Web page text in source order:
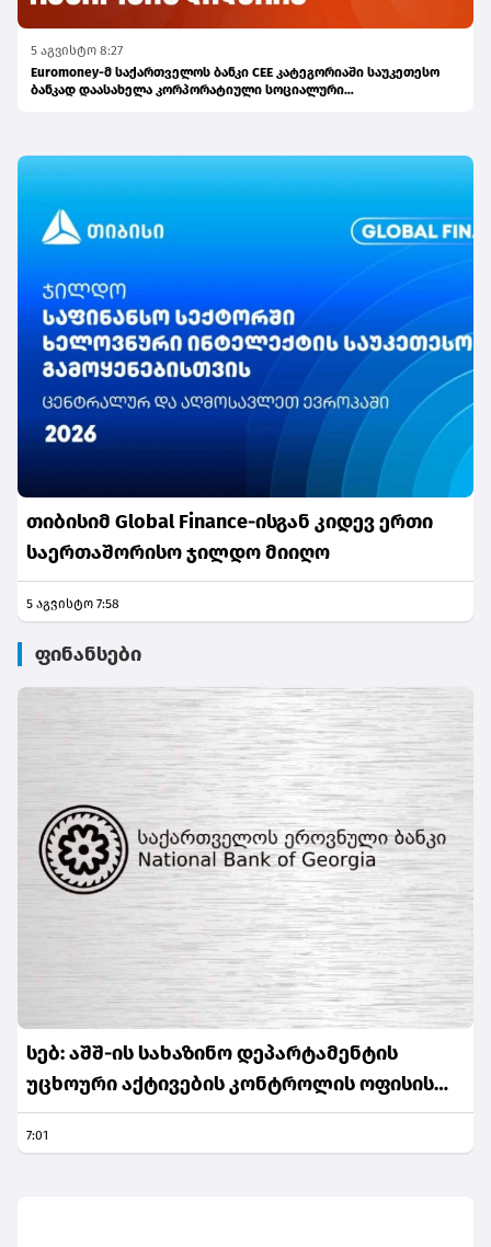
5 აგვისტო 8:27
Euromoney-მ საქართველოს ბანკი CEE კატეგორიაში საუკეთესო
ბანკად დაასახელა კორპორატიული სოციალური
თიბისიმ Global Finance-ისგან კიდევ ერთი
საერთაშორისო ჯილდო მიიღო
5 აგვისტო 7:58
ფინანსები
სებ: აშშ-ის სახაზინო დეპარტამენტის
უცხოური აქტივების კონტროლის ოფისის
(OFAC) მიერ სანქცირებული პირი არ
წარმოადგენს საქართველოს ეროვნული
7:01